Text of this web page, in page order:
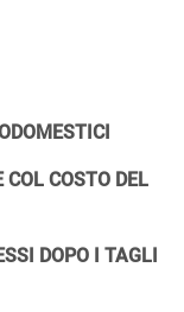
COSTO DEL
DOPO I TAGLI